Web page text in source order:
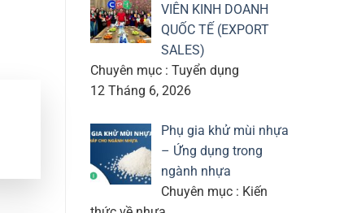
VIÊN KINH DOANH
QUỐC TẾ (EXPORT
SALES)
Chuyên mục : Tuyển dụng
12 Tháng 6, 2026
Phụ gia khử mùi nhựa
– Ứng dụng trong
ngành nhựa
Chuyên mục : Kiến